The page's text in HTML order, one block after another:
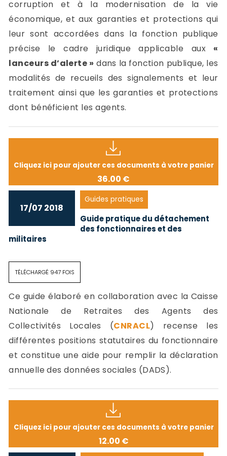
corruption et à la modernisation de la vie
économique, et aux garanties et protections qui
leur sont accordées dans la fonction publique
précise le cadre juridique applicable aux «
lanceurs d’alerte » dans la fonction publique, les
modalités de recueils des signalements et leur
traitement ainsi que les garanties et protections
dont bénéficient les agents.
Cliquez ici pour ajouter ces documents à votre panier
36.00 €
Guides pratiques
17/07 2018
Guide pratique du détachement
des fonctionnaires et des
militaires
TÉLÉCHARGÉ 947 FOIS
Ce guide élaboré en collaboration avec la Caisse
Nationale de Retraites des Agents des
Collectivités Locales (CNRACL) recense les
différentes positions statutaires du fonctionnaire
et constitue une aide pour remplir la déclaration
annuelle des données sociales (DADS).
Cliquez ici pour ajouter ces documents à votre panier
12.00 €